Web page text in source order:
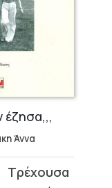
έζησα,,,
Άννα